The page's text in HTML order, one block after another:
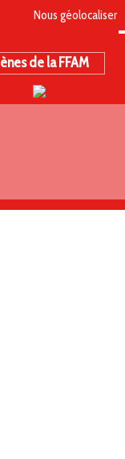
Nous géolocaliser
de la FFAM